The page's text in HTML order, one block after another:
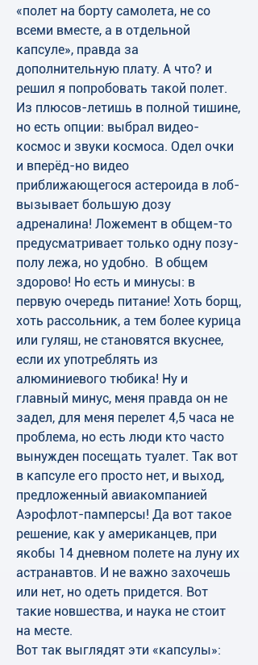
«полет на борту самолета, не со
всеми вместе, а в отдельной
капсуле», правда за
дополнительную плату. А что? и
решил я попробовать такой полет.
Из плюсов-летишь в полной тишине,
но есть опции: выбрал видео-
космос и звуки космоса. Одел очки
и вперёд-но видео
приближающегося астероида в лоб-
вызывает большую дозу
адреналина! Ложемент в общем-то
предусматривает только одну позу-
полу лежа, но удобно.  В общем
здорово! Но есть и минусы: в
первую очередь питание! Хоть борщ,
хоть рассольник, а тем более курица
или гуляш, не становятся вкуснее,
если их употреблять из
алюминиевого тюбика! Ну и
главный минус, меня правда он не
задел, для меня перелет 4,5 часа не
проблема, но есть люди кто часто
вынужден посещать туалет. Так вот
в капсуле его просто нет, и выход,
предложенный авиакомпанией
Аэрофлот-памперсы! Да вот такое
решение, как у американцев, при
якобы 14 дневном полете на луну их
астранавтов. И не важно захочешь
или нет, но одеть придется. Вот
такие новшества, и наука не стоит
на месте.
Вот так выглядят эти «капсулы»: